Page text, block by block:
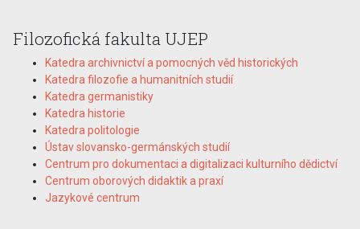
Filozofická fakulta UJEP
Katedra archivnictví a pomocných věd historických
Katedra filozofie a humanitních studií
Katedra germanistiky
Katedra historie
Katedra politologie
Ústav slovansko-germánských studií
Centrum pro dokumentaci a digitalizaci kulturního dědictví
Centrum oborových didaktik a praxí
Jazykové centrum